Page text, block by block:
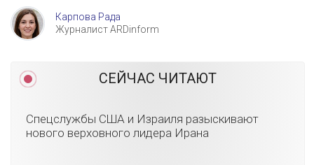
Карпова Рада
Журналист ARDinform
СЕЙЧАС ЧИТАЮТ
Спецслужбы США и Израиля разыскивают
нового верховного лидера Ирана